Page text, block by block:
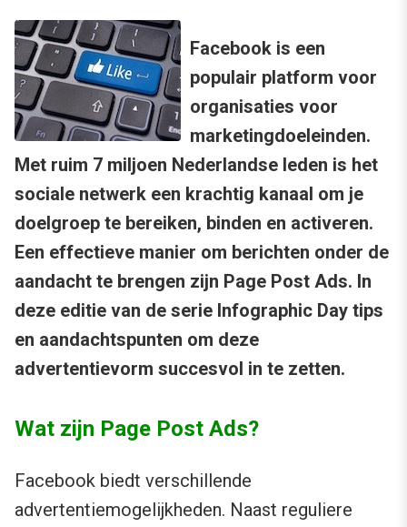
Facebook is een
populair platform voor
organisaties voor
marketingdoeleinden.
Met ruim 7 miljoen Nederlandse leden is het
sociale netwerk een krachtig kanaal om je
doelgroep te bereiken, binden en activeren.
Een effectieve manier om berichten onder de
aandacht te brengen zijn Page Post Ads. In
deze editie van de serie Infographic Day tips
en aandachtspunten om deze
advertentievorm succesvol in te zetten.
Wat zijn Page Post Ads?
Facebook biedt verschillende
advertentiemogelijkheden. Naast reguliere